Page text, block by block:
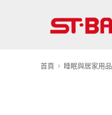
首頁 睡眠與居家用品